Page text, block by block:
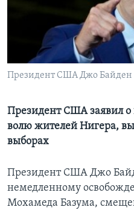
Learning English
СОЦИАЛЬНЫЕ СЕТИ
Языки
Президент США Джо Байден
Президент США заявил о
волю жителей Нигера,
выборах
Президент США Джо
немедленному
Мохамеда Базума,